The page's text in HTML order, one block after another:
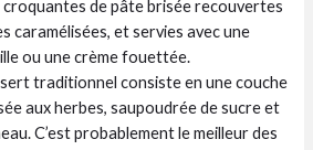
croquantes de pâte brisée recouvertes
caramélisées, et servies avec une
ou une crème fouettée.
traditionnel consiste en une couche
aux herbes, saupoudrée de sucre et
C’est probablement le meilleur des